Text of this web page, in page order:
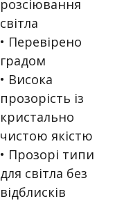
розсіювання
світла
• Перевірено
градом
• Висока
прозорість із
кристально
чистою якістю
• Прозорі типи
для світла без
відблисків